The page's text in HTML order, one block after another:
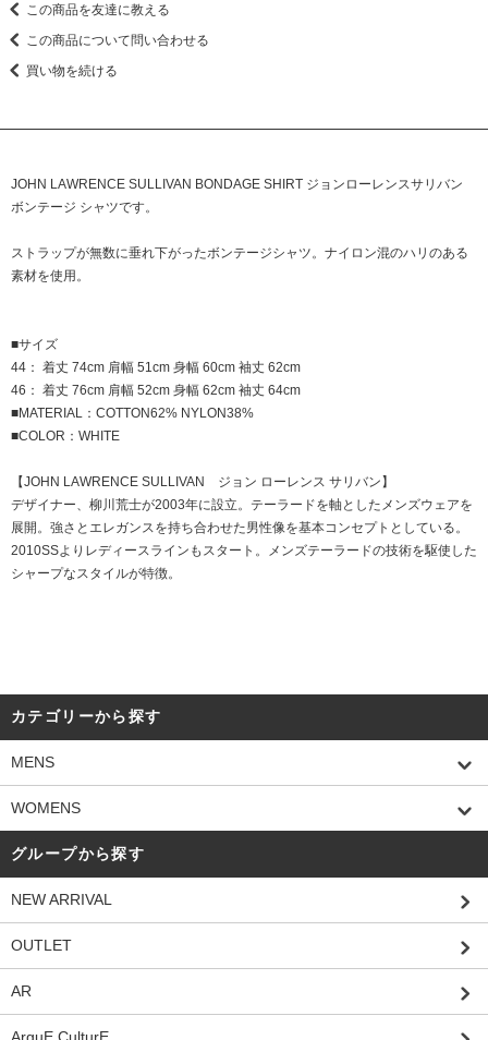
この商品を友達に教える
この商品について問い合わせる
買い物を続ける
JOHN LAWRENCE SULLIVAN BONDAGE SHIRT ジョンローレンスサリバン
ボンテージ シャツです。
ストラップが無数に垂れ下がったボンテージシャツ。ナイロン混のハリのある
素材を使用。
■サイズ
44： 着丈 74cm 肩幅 51cm 身幅 60cm 袖丈 62cm
46： 着丈 76cm 肩幅 52cm 身幅 62cm 袖丈 64cm
■MATERIAL：COTTON62% NYLON38%
■COLOR：WHITE
【JOHN LAWRENCE SULLIVAN ジョン ローレンス サリバン】
デザイナー、柳川荒士が2003年に設立。テーラードを軸としたメンズウェアを
展開。強さとエレガンスを持ち合わせた男性像を基本コンセプトとしている。
2010SSよりレディースラインもスタート。メンズテーラードの技術を駆使した
シャープなスタイルが特徴。
カテゴリーから探す
MENS
WOMENS
グループから探す
NEW ARRIVAL
OUTLET
AR
ArguE CulturE